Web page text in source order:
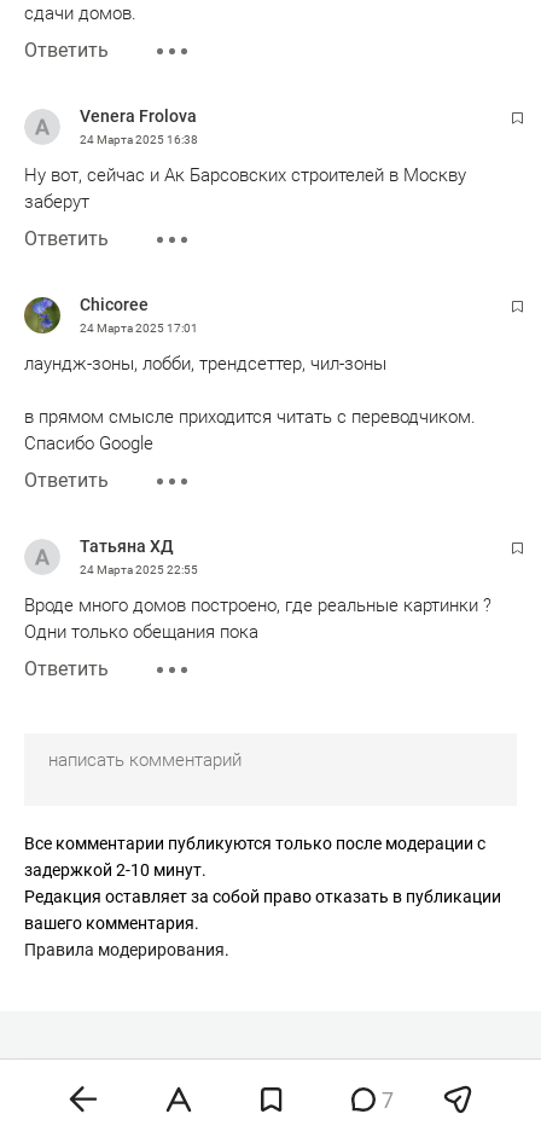
сдачи домов.
Ответить
Venera Frolova
24 Марта 202516:38
Ну вот, сейчас и Ак Барсовских строителей в Москву
заберут
Ответить
Chicoree
24 Марта 202517:01
лаундж-зоны, лобби, трендсеттер, чил-зоны
в прямом смысле приходится читать с переводчиком.
Спасибо Google
Ответить
Татьяна ХД
24 Марта 202522:55
Вроде много домов построено, где реальные картинки ?
Одни только обещания пока
Ответить
Все комментарии публикуются только после модерации с
задержкой 2-10 минут.
Редакция оставляет за собой право отказать в публикации
вашего комментария.
Правила модерирования.
7
Недвижимость